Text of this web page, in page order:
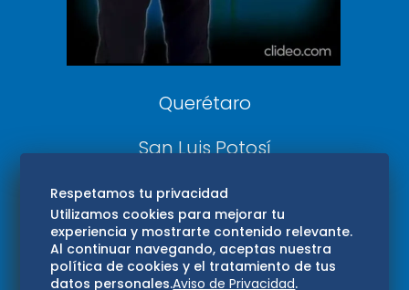
Aviso Oportuno
Consultas
Querétaro
San Luis Potosí
Edomex
Consultas
Hidalgo
Respetamos tu privacidad
Utilizamos cookies para mejorar tu
experiencia y mostrarte contenido relevante.
Al continuar navegando, aceptas nuestra
política de cookies y el tratamiento de tus
datos personales.Aviso de Privacidad.